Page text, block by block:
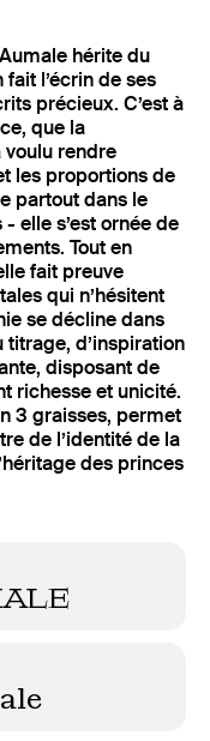
hérite du
l’écrin de ses
précieux. C’est à
que la
rendre
les proportions de
partout dans le
elle s’est ornée de
Tout en
fait preuve
qui n’hésitent
se décline dans
titrage, d’inspiration
disposant de
richesse et unicité.
3 graisses, permet
de l’identité de la
des princes